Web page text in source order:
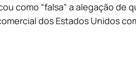
como “falsa” a alegação de
dos Estados Unidos